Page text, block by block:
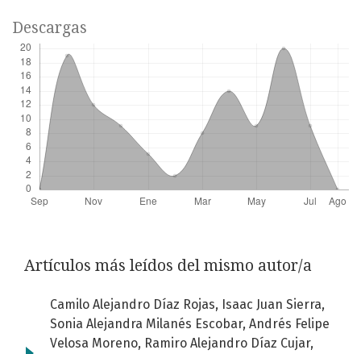
Descargas
Artículos más leídos del mismo autor/a
Camilo Alejandro Díaz Rojas, Isaac Juan Sierra,
Sonia Alejandra Milanés Escobar, Andrés Felipe
Velosa Moreno, Ramiro Alejandro Díaz Cujar,